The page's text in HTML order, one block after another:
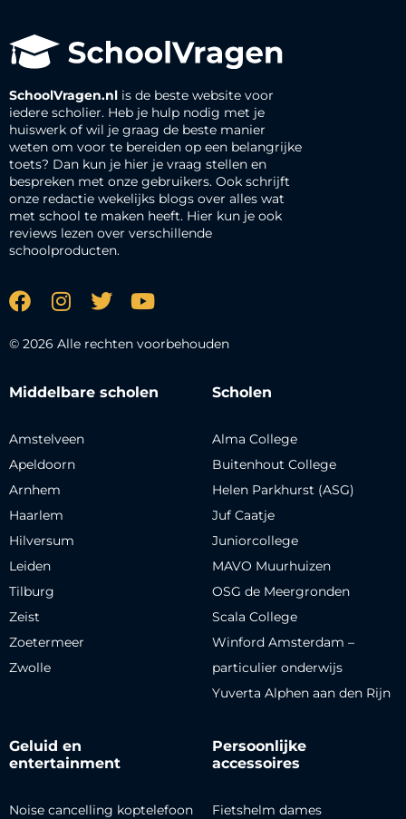
SchoolVragen.nl is de beste website voor
iedere scholier. Heb je hulp nodig met je
huiswerk of wil je graag de beste manier
weten om voor te bereiden op een belangrijke
toets? Dan kun je hier je vraag stellen en
bespreken met onze gebruikers. Ook schrijft
onze redactie wekelijks blogs over alles wat
met school te maken heeft. Hier kun je ook
reviews lezen over verschillende
schoolproducten.
© 2026 Alle rechten voorbehouden
Middelbare scholen
Amstelveen
Apeldoorn
Arnhem
Haarlem
Hilversum
Leiden
Tilburg
Zeist
Zoetermeer
Zwolle
Scholen
Alma College
Buitenhout College
Helen Parkhurst (ASG)
Juf Caatje
Juniorcollege
MAVO Muurhuizen
OSG de Meergronden
Scala College
Winford Amsterdam –
particulier onderwijs
Yuverta Alphen aan den Rijn
Geluid en
entertainment
Noise cancelling koptelefoon
Persoonlijke
accessoires
Fietshelm dames